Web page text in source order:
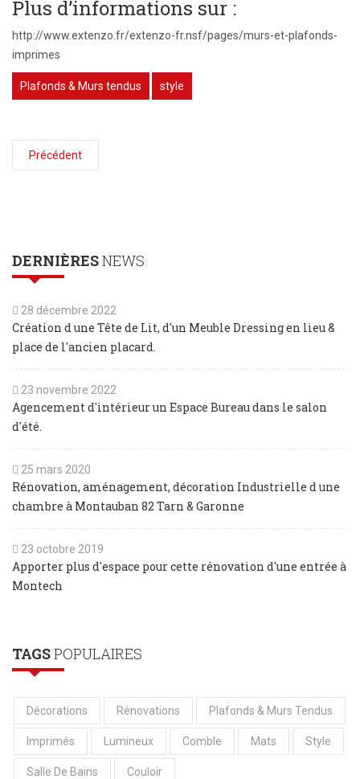
Plus d’informations sur :
http://www.extenzo.fr/extenzo-fr.nsf/pages/murs-et-plafonds-
imprimes
Plafonds & Murs tendus style
Précédent
DERNIÈRESNEWS
28 décembre 2022
Création d une Tête de Lit, d'un Meuble Dressing en lieu &
place de l'ancien placard.
23 novembre 2022
Agencement d'intérieur un Espace Bureau dans le salon
d'été.
25 mars 2020
Rénovation, aménagement, décoration Industrielle d une
chambre à Montauban 82 Tarn & Garonne
23 octobre 2019
Apporter plus d'espace pour cette rénovation d'une entrée à
Montech
TAGSPOPULAIRES
Décorations Rénovations Plafonds & Murs Tendus
Imprimés Lumineux Comble Mats Style
Salle De Bains Couloir